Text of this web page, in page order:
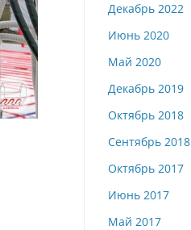
Декабрь 2022
Июнь 2020
Май 2020
Декабрь 2019
Октябрь 2018
Сентябрь 2018
Октябрь 2017
Июнь 2017
Май 2017